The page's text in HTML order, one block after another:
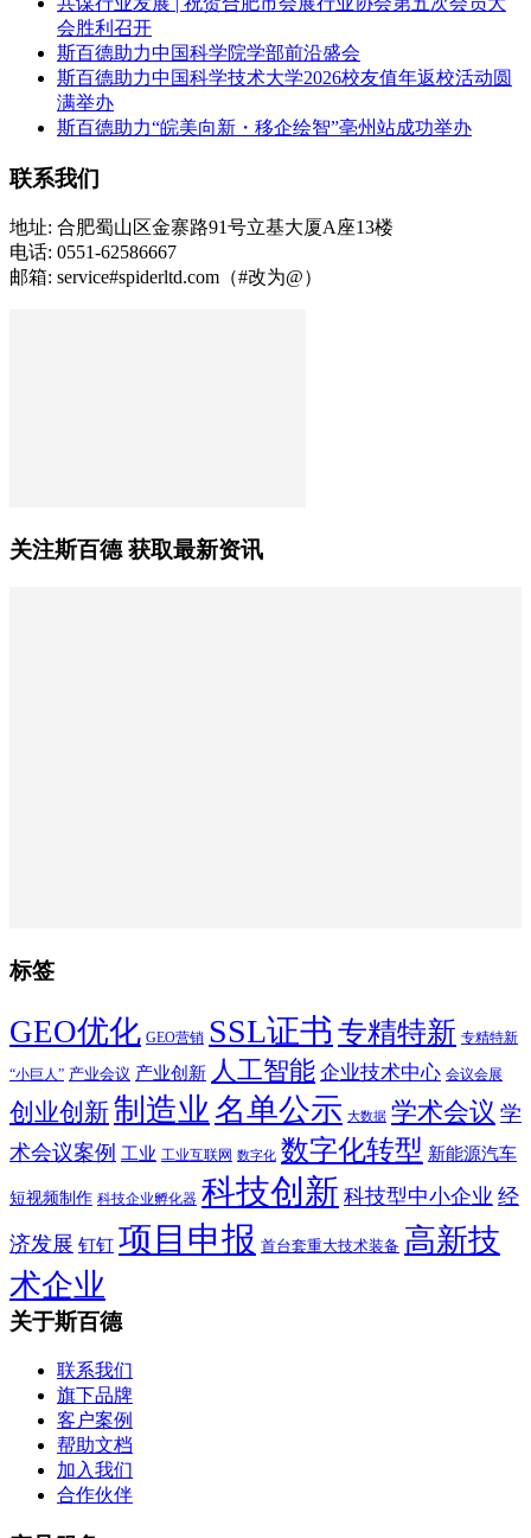
会胜利召开
斯百德助力中国科学院学部前沿盛会
斯百德助力中国科学技术大学2026校友值年返校活动圆
满举办
斯百德助力“皖美向新・移企绘智”亳州站成功举办
联系我们
地址: 合肥蜀山区金寨路91号立基大厦A座13楼
电话: 0551-62586667
邮箱: service#spiderltd.com（#改为@）
关注斯百德 获取最新资讯
标签
GEO优化 GEO营销 SSL证书 专精特新 专精特新
“小巨人” 产业会议 产业创新 人工智能 企业技术中心 会议会展
创业创新制造业 名单公示 大数据 学术会议 学
术会议案例 工业 工业互联网 数字化 数字化转型 新能源汽车
短视频制作 科技企业孵化器 科技创新 科技型中小企业 经
济发展 钉钉 项目申报 首台套重大技术装备 高新技
术企业
关于斯百德
联系我们
旗下品牌
客户案例
帮助文档
加入我们
合作伙伴